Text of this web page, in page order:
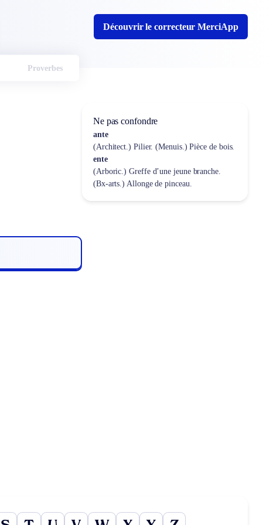
Découvrir le correcteur MerciApp
Proverbes
Ne pas confondre
ante
(Architect.) Pilier. (Menuis.) Pièce de bois.
ente
(Arboric.) Greffe d’une jeune branche.
(Bx-arts.) Allonge de pinceau.